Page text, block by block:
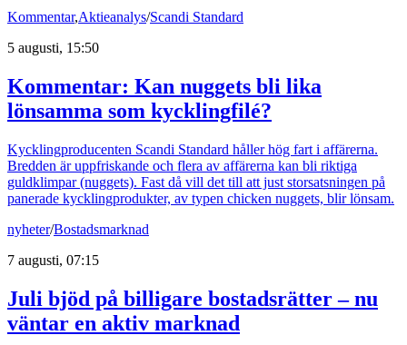
Kommentar,Aktieanalys/Scandi Standard
5 augusti, 15:50
Kommentar: Kan nuggets bli lika
lönsamma som kycklingfilé?
Kycklingproducenten Scandi Standard håller hög fart i affärerna.
Bredden är uppfriskande och flera av affärerna kan bli riktiga
guldklimpar (nuggets). Fast då vill det till att just storsatsningen på
panerade kycklingprodukter, av typen chicken nuggets, blir lönsam.
nyheter/Bostadsmarknad
7 augusti, 07:15
Juli bjöd på billigare bostadsrätter – nu
väntar en aktiv marknad